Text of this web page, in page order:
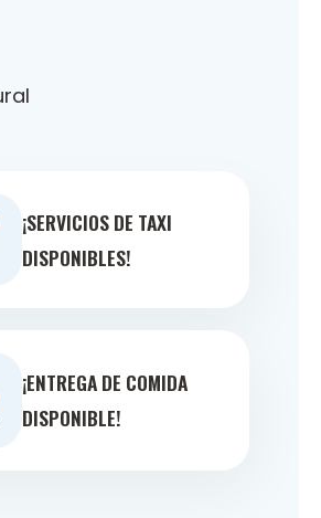
¡SERVICIOS DE TAXI
DISPONIBLES!
¡ENTREGA DE COMIDA
DISPONIBLE!